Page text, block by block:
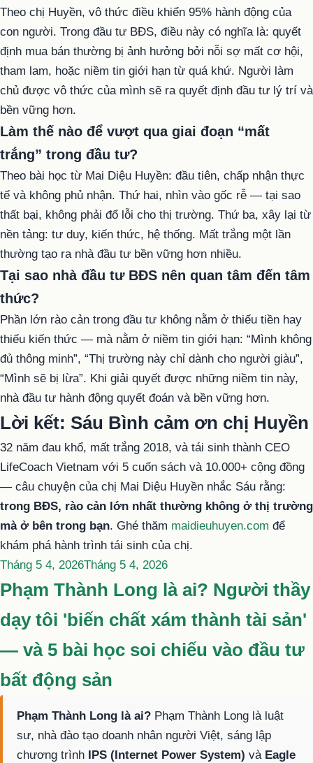
Theo chị Huyền, vô thức điều khiển 95% hành động của
con người. Trong đầu tư BĐS, điều này có nghĩa là: quyết
định mua bán thường bị ảnh hưởng bởi nỗi sợ mất cơ hội,
tham lam, hoặc niềm tin giới hạn từ quá khứ. Người làm
chủ được vô thức của mình sẽ ra quyết định đầu tư lý trí và
bền vững hơn.
Làm thế nào để vượt qua giai đoạn “mất
trắng” trong đầu tư?
Theo bài học từ Mai Diệu Huyền: đầu tiên, chấp nhận thực
tế và không phủ nhận. Thứ hai, nhìn vào gốc rễ — tại sao
thất bại, không phải đổ lỗi cho thị trường. Thứ ba, xây lại từ
nền tảng: tư duy, kiến thức, hệ thống. Mất trắng một lần
thường tạo ra nhà đầu tư bền vững hơn nhiều.
Tại sao nhà đầu tư BĐS nên quan tâm đến tâm
thức?
Phần lớn rào cản trong đầu tư không nằm ở thiếu tiền hay
thiếu kiến thức — mà nằm ở niềm tin giới hạn: “Mình không
đủ thông minh”, “Thị trường này chỉ dành cho người giàu”,
“Mình sẽ bị lừa”. Khi giải quyết được những niềm tin này,
nhà đầu tư hành động quyết đoán và bền vững hơn.
Lời kết: Sáu Bình cảm ơn chị Huyền
32 năm đau khổ, mất trắng 2018, và tái sinh thành CEO
LifeCoach Vietnam với 5 cuốn sách và 10.000+ cộng đồng
— câu chuyện của chị Mai Diệu Huyền nhắc Sáu rằng:
trong BĐS, rào cản lớn nhất thường không ở thị trường
mà ở bên trong bạn. Ghé thăm maidieuhuyen.com để
khám phá hành trình tái sinh của chị.
Đăng
trong
Tháng 5 4, 2026Tháng 5 4, 2026
Phạm Thành Long là ai? Người thầy
dạy tôi 'biến chất xám thành tài sản'
— và 5 bài học soi chiếu vào đầu tư
bất động sản
Phạm Thành Long là ai? Phạm Thành Long là luật
sư, nhà đào tạo doanh nhân người Việt, sáng lập
chương trình IPS (Internet Power System) và Eagle